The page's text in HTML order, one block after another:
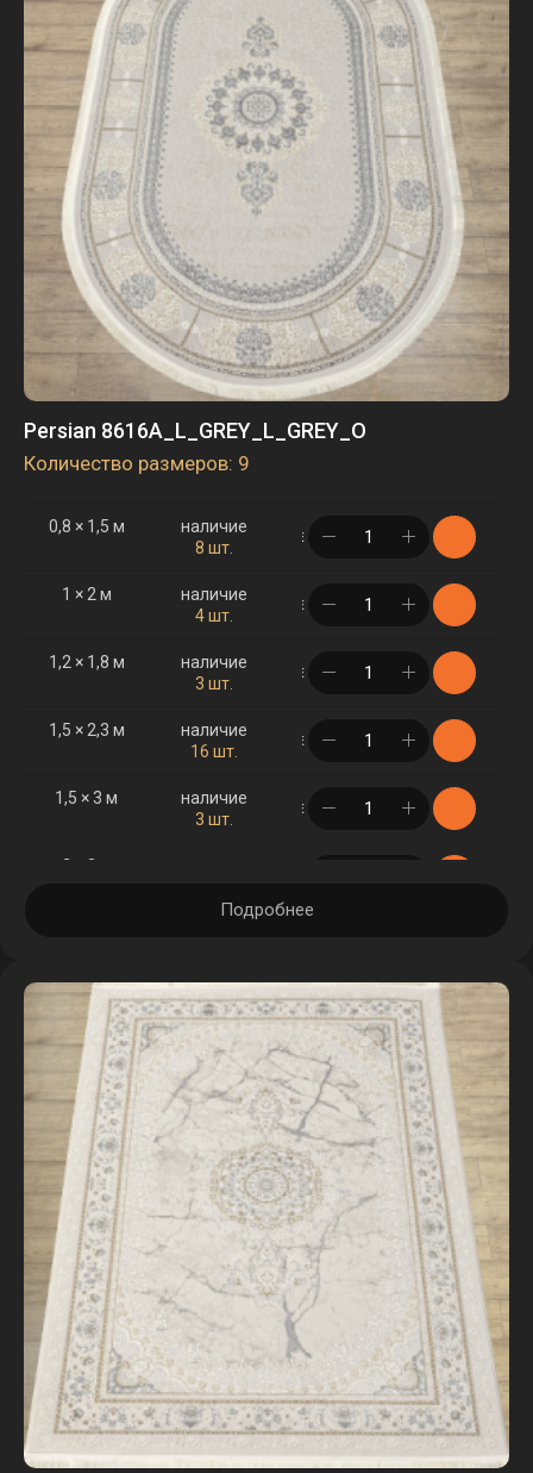
3 × 4 м
наличие
8 шт.
в корзине
3 × 5 м
наличие
в корзине
Persian 8616A_L_GREY_L_GREY_O
Количество размеров: 9
0,8 × 1,5 м
наличие
8 шт.
в корзине
1 × 2 м
наличие
4 шт.
в корзине
1,2 × 1,8 м
наличие
3 шт.
в корзине
1,5 × 2,3 м
наличие
16 шт.
в корзине
1,5 × 3 м
наличие
3 шт.
в корзине
2 × 3 м
2,5 × 3,5 м
наличие
4 шт.
в корзине
3 × 4 м
наличие
2 шт.
в корзине
Подробнее